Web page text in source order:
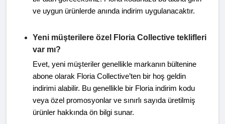
ve uygun ürünlerde anında indirim uygulanacaktır.
Yeni müşterilere özel Floria Collective teklifleri
var mı?
Evet, yeni müşteriler genellikle markanın bültenine
abone olarak Floria Collective’ten bir hoş geldin
indirimi alabilir. Bu genellikle bir Floria indirim kodu
veya özel promosyonlar ve sınırlı sayıda üretilmiş
ürünler hakkında ön bilgi sunar.